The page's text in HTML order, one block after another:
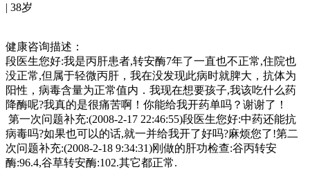
| 38岁
健康咨询描述：
段医生您好:我是丙肝患者,转安酶7年了一直也不正常,住院也
没正常,但属于轻微丙肝，我在没发现此病时就脾大，抗体为
阳性，病毒含量为正常值内．我现在想要孩子,我该吃什么药
降酶呢?我真的是很痛苦啊！你能给我开药单吗？谢谢了！
第一次问题补充:(2008-2-17 22:46:55)段医生您好:中药还能抗
病毒吗?如果也可以的话,就一并给我开了好吗?麻烦您了!第二
次问题补充:(2008-2-18 9:34:31)刚做的肝功检查:谷丙转安
酶:96.4,谷草转安酶:102.其它都正常.